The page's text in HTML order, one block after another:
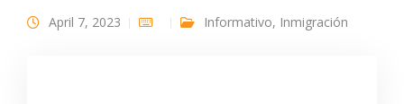
April 7, 2023 Informativo, Inmigración